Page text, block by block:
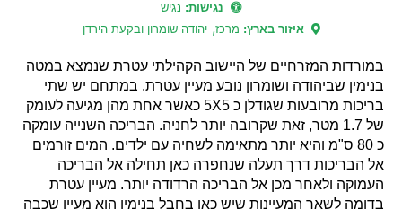
נגישות: נגיש
איזור בארץ: מרכז, יהודה שומרון ובקעת הירדן
במורדות המזרחיים של היישוב הקהילתי עטרת שנמצא במטה
בנימין שביהודה ושומרון נובע מעיין עטרת. במתחם יש שתי
בריכות מרובעות שגודלן כ 5X5 כאשר אחת מהן מגיעה לעומק
של 1.7 מטר, זאת שקרובה יותר לחניה. הבריכה השנייה עומקה
כ 80 ס"מ והיא יותר מתאימה לשחיה עם ילדים. המים זורמים
אל הבריכות דרך תעלה שנחפרה כאן תחילה אל הבריכה
העמוקה ולאחר מכן אל הבריכה הרדודה יותר. מעיין עטרת
בדומה לשאר המעיינות שיש כאן בחבל בנימין הוא מעיין שכבה